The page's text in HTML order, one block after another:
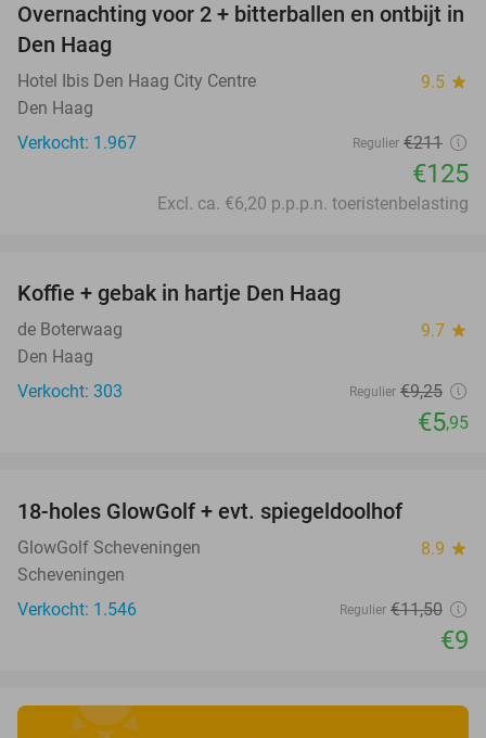
41%
Overnachting voor 2 + bitterballen en ontbijt in
Den Haag
Hotel Ibis Den Haag City Centre 9.5 star
Den Haag
Verkocht: 1.967
Regulier €211
€125
Excl. ca. €6,20 p.p.p.n. toeristenbelasting
Koffie + gebak in hartje Den Haag
de Boterwaag 9.7 star
Den Haag
Verkocht: 303
Regulier €9,25
€5,95
18-holes GlowGolf + evt. spiegeldoolhof
GlowGolf Scheveningen 8.9 star
Scheveningen
Verkocht: 1.546
Regulier €11,50
€9